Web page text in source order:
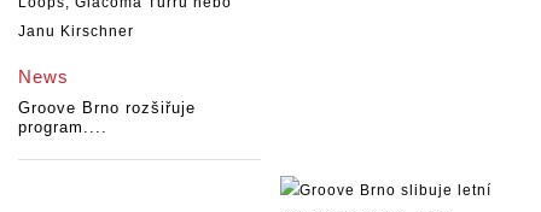
News
Groove Brno rozšiřuje
program....